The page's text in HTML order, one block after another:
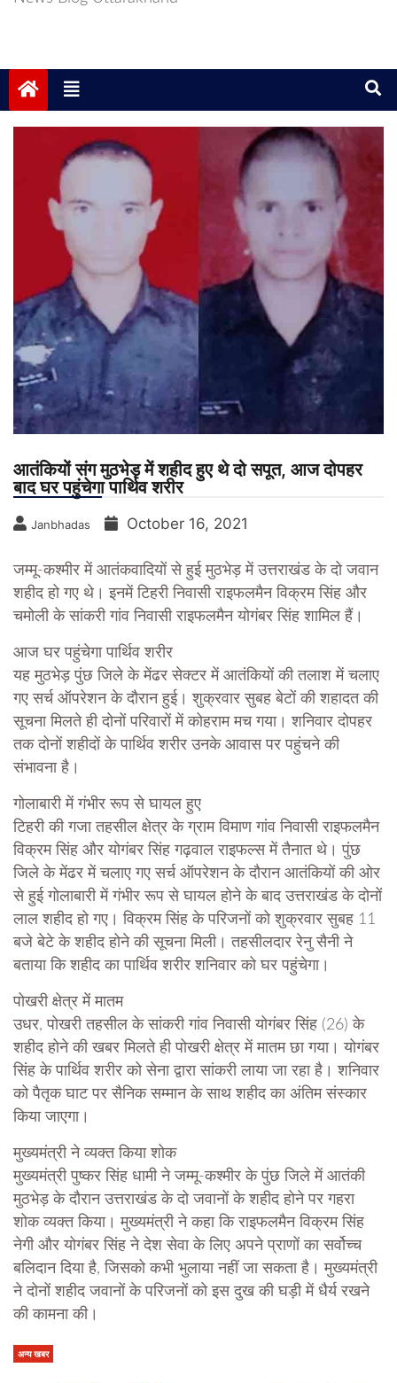
आतंकियों संग मुठभेड़ में शहीद हुए थे दो सपूत, आज दोपहर
बाद घर पहुंचेगा पार्थिव शरीर
Janbhadas October 16, 2021
जम्मू-कश्मीर में आतंकवादियों से हुई मुठभेड़ में उत्तराखंड के दो जवान
शहीद हो गए थे। इनमें टिहरी निवासी राइफलमैन विक्रम सिंह और
चमोली के सांकरी गांव निवासी राइफलमैन योगंबर सिंह शामिल हैं।
आज घर पहुंचेगा पार्थिव शरीर
यह मुठभेड़ पुंछ जिले के मेंढर सेक्टर में आतंकियों की तलाश में चलाए
गए सर्च ऑपरेशन के दौरान हुई। शुक्रवार सुबह बेटों की शहादत की
सूचना मिलते ही दोनों परिवारों में कोहराम मच गया। शनिवार दोपहर
तक दोनों शहीदों के पार्थिव शरीर उनके आवास पर पहुंचने की
संभावना है।
गोलाबारी में गंभीर रूप से घायल हुए
टिहरी की गजा तहसील क्षेत्र के ग्राम विमाण गांव निवासी राइफलमैन
विक्रम सिंह और योगंबर सिंह गढ़वाल राइफल्स में तैनात थे। पुंछ
जिले के मेंढर में चलाए गए सर्च ऑपरेशन के दौरान आतंकियों की ओर
से हुई गोलाबारी में गंभीर रूप से घायल होने के बाद उत्तराखंड के दोनों
लाल शहीद हो गए। विक्रम सिंह के परिजनों को शुक्रवार सुबह 11
बजे बेटे के शहीद होने की सूचना मिली। तहसीलदार रेनु सैनी ने
बताया कि शहीद का पार्थिव शरीर शनिवार को घर पहुंचेगा।
पोखरी क्षेत्र में मातम
उधर, पोखरी तहसील के सांकरी गांव निवासी योगंबर सिंह (26) के
शहीद होने की खबर मिलते ही पोखरी क्षेत्र में मातम छा गया। योगंबर
सिंह के पार्थिव शरीर को सेना द्वारा सांकरी लाया जा रहा है। शनिवार
को पैतृक घाट पर सैनिक सम्मान के साथ शहीद का अंतिम संस्कार
किया जाएगा।
मुख्यमंत्री ने व्यक्त किया शोक
मुख्यमंत्री पुष्कर सिंह धामी ने जम्मू-कश्मीर के पुंछ जिले में आतंकी
मुठभेड़ के दौरान उत्तराखंड के दो जवानों के शहीद होने पर गहरा
शोक व्यक्त किया। मुख्यमंत्री ने कहा कि राइफलमैन विक्रम सिंह
नेगी और योगंबर सिंह ने देश सेवा के लिए अपने प्राणों का सर्वोच्च
बलिदान दिया है, जिसको कभी भुलाया नहीं जा सकता है। मुख्यमंत्री
ने दोनों शहीद जवानों के परिजनों को इस दुख की घड़ी में धैर्य रखने
की कामना की।
अन्य खबर